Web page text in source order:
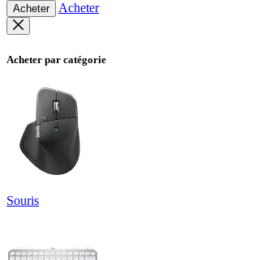
Acheter Acheter
Acheter par catégorie
Souris